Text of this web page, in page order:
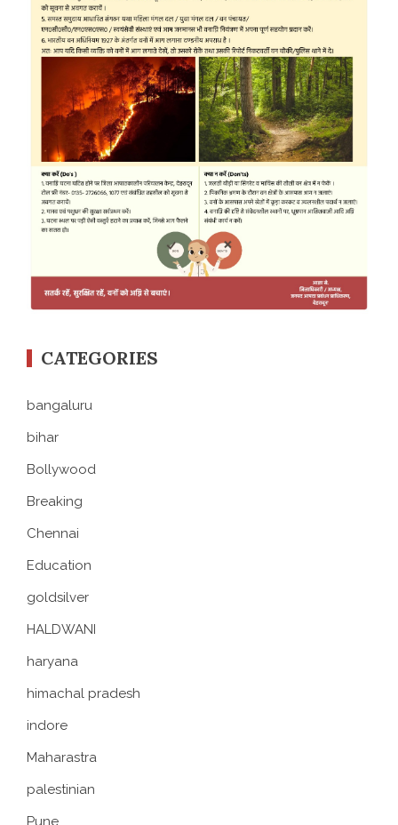
CATEGORIES
bangaluru
bihar
Bollywood
Breaking
Chennai
Education
goldsilver
HALDWANI
haryana
himachal pradesh
indore
Maharastra
palestinian
Pune